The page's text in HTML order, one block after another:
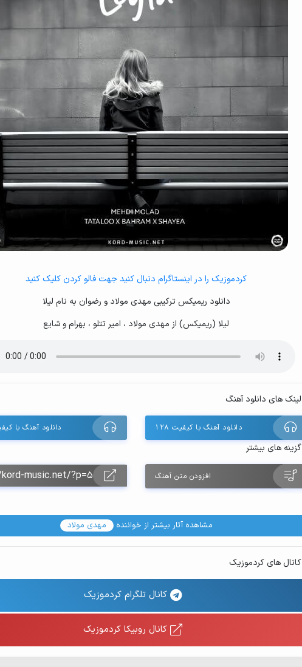
کردموزیک را در اینستاگرام دنبال کنید جهت فالو کردن کلیک کنید
دانلود ریمیکس ترکیبی مهدی مولاد و رضوان به نام لیلا
لیلا (ریمیکس) از مهدی مولاد ، امیر تتلو ، بهرام و شایع
لینک های دانلود آهنگ
دانلود آهنگ با کیفیت ۱۲۸ دانلود آهنگ با
گزینه های بیشتر
افزودن متن آهنگ
مشاهده آثار بیشتر از خواننده مهدی مولاد
کانال های کردموزیک
کانال تلگرام کردموزیک
کانال روبیکا کردموزیک